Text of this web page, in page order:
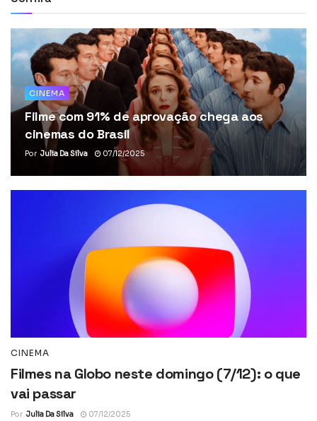
CINEMA
Filme com 91% de aprovação chega aos
cinemas do Brasil
Por Julia Da Silva 07/12/2025
CINEMA
Filmes na Globo neste domingo (7/12): o que
vai passar
Por Julia Da Silva 07/12/2025